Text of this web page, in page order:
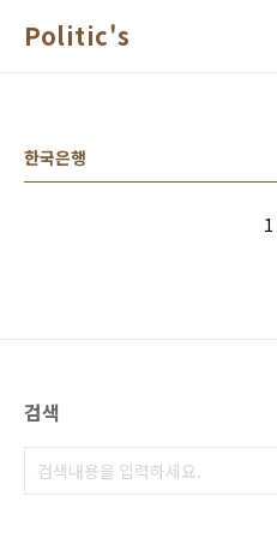
Politic's
한국은행
1
검색